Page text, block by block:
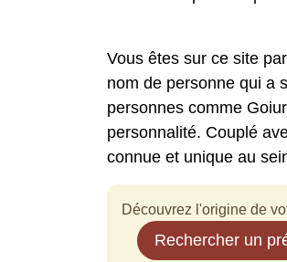
Vous êtes sur ce site
nom de personne qui a
personnes comme
personnalité. Couplé
connue et unique au
Découvrez l'origine de
Rechercher un